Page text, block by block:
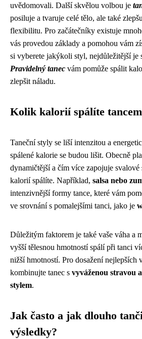
uvědomovali. Další skvělou volbou je
posiluje a tvaruje celé tělo, ale také
flexibilitu. Pro začátečníky existuje
vás provedou základy a pomohou vám
si vyberete jakýkoli styl, nejdůležitější je
Pravidelný tanec vám pomůže spálit
zlepšit náladu.
Kolik kalorií spálíte
Taneční styly se liší intenzitou a
spálené kalorie se budou lišit. Obecně
dynamičtější a čím více zapojuje
kalorií spálíte. Například, salsa nebo
intenzivnější formy tance, které vám
ve srovnání s pomalejšími tanci, jako je
Důležitým faktorem je také vaše váha a
vyšší tělesnou hmotností spálí při tanci
nižší hmotností. Pro dosažení nejlepších
kombinujte tanec s vyváženou stravou
stylem.
Jak často a jak dlouho
výsledky?